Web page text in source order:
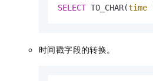
SELECT TO_CHAR(time
时间戳字段的转换。